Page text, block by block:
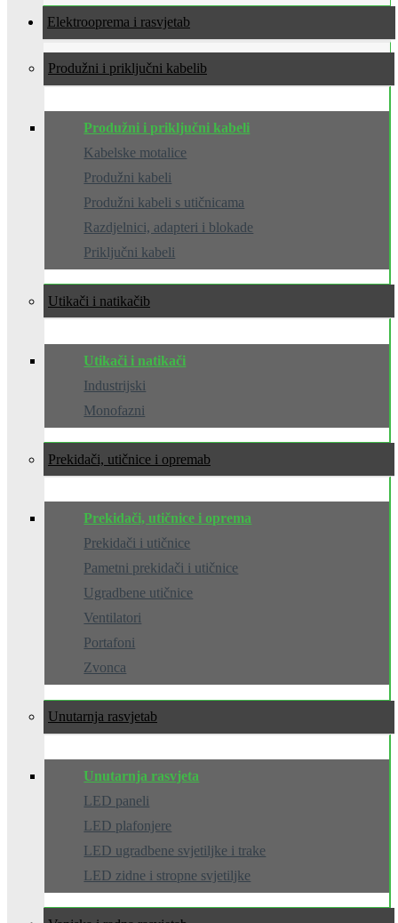
Elektrooprema i rasvjeta
Produžni i priključni kabeli
Produžni i priključni kabeli
Kabelske motalice
Produžni kabeli
Produžni kabeli s utičnicama
Razdjelnici, adapteri i blokade
Priključni kabeli
Utikači i natikači
Utikači i natikači
Industrijski
Monofazni
Prekidači, utičnice i oprema
Prekidači, utičnice i oprema
Prekidači i utičnice
Pametni prekidači i utičnice
Ugradbene utičnice
Ventilatori
Portafoni
Zvonca
Unutarnja rasvjeta
Unutarnja rasvjeta
LED paneli
LED plafonjere
LED ugradbene svjetiljke i trake
LED zidne i stropne svjetiljke